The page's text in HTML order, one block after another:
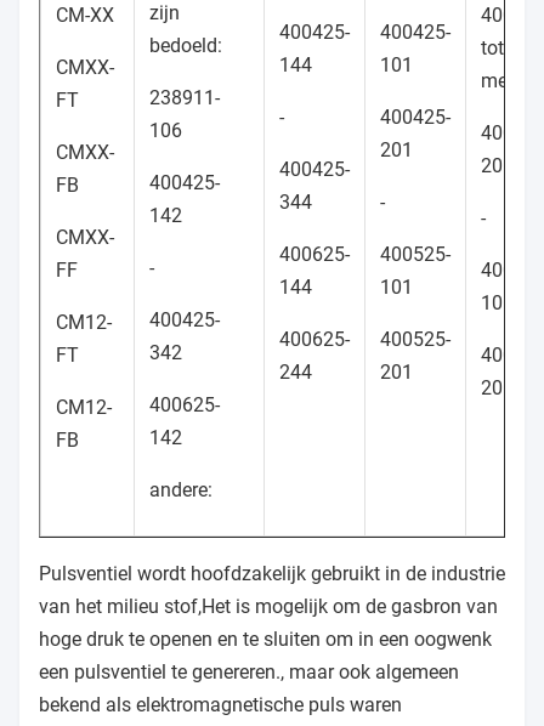
CM-XX
CMXX-
FT
CMXX-
FB
CMXX-
FF
CM12-
FT
CM12-
FB
zijn
bedoeld:
238911-
106
400425-
142
-
400425-
342
400625-
142
andere:
400425-
144
-
400425-
344
400625-
144
400625-
244
400425-
101
400425-
201
-
400525-
101
400525-
201
tot en
met
205
-
105
205
Pulsventiel wordt hoofdzakelijk gebruikt in de industrie
van het milieu stof,Het is mogelijk om de gasbron van
hoge druk te openen en te sluiten om in een oogwenk
een pulsventiel te genereren., maar ook algemeen
bekend als elektromagnetische puls waren